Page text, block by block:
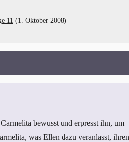
11 (1. Oktober 2008)
bewusst und erpresst ihn, um
was Ellen dazu veranlasst, ihren